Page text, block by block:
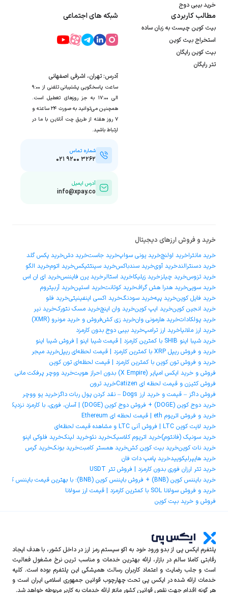
خرید بیبی دوج
مطالب کاربردی
بیت کوین چیست به زبان ساده
استخراج بیت کوین
بیت کوین رایگان
تتر رایگان
شبکه های اجتماعی
آدرس: تهران، اشرفی اصفهانی
ساعت پاسخگویی پشتیبانی تلفنی از ۹:۰۰
الی ۱۷:۰۰ به جز روزهای تعطیل است.
همچنین می‌توانید به صورت ۲۴ ساعته و
۷ روز هفته از طریق چت آنلاین با ما در
ارتباط باشید.
شماره تماس
۰۲۱ ۹۲۰۰ ۳۲۶۲
آدرس ایمیل
info@xpay.co
خرید و فروش ارزهای دیجیتال
خرید مانتراخرید اولنچخرید یونی سواپخرید جاستخرید دشخرید پکس گلد
خرید دسنترالندخرید آویخرید سندباکسخرید سینتتیکسخرید اتومخرید الگو
خرید تزوسخرید چیلزخرید زیلیکاخرید استالرخرید یرن فایننسخرید ای ان اس
خرید سوییخرید هدرا هش گرافخرید کوتانتخرید استپنخرید آربیتروم
خرید فایل کوینخرید پپهخرید سودنگخرید اکسی اینفینیتیخرید فلو
خرید انجین کوینخرید ایپ کوینخرید وان اینچخرید مسک نتورکخرید نیر
خرید پولکاداتخرید هارمونی وانخرید زی کشفروش و خرید مونرو (XMR)
خرید ارز ملانیاخرید ارز ترامپخرید بیبی دوج بدون کارمزد
خرید شیبا اینو SHIB با کمترین کارمزد | قیمت شیبا اینو | فروش شیبا اینو
خرید و فروش ریپل XRP با کمترین کارمزد | قیمت لحظه‌ای ریپل
خرید میجر
خرید و فروش تون کوین با کمترین کارمزد | قیمت لحظه‌ای تون کوین
فروش و خرید ایکس امپایر (X Empire) بدون احراز هویت
خرید ووچر پرفکت مانی
فروش کتیزن و قیمت لحظه ای Catizen
خرید ترون
فروش داگز – قیمت و خرید ارز Dogs – نقد کردن پول ربات داگز
خرید یو ووچر
خرید دوج ‌کوین (DOGE) + فروش دوج ‌کوین (DOGE) | آسان، فوری، با کارمزد نزدیک به صفر
خرید و فروش اتریوم eth | قیمت لحظه ای Ethereum
خرید لایت کوین LTC | فروش آنی LTC و مشاهده قیمت لحظه‌ای
خرید سونیک (فانتوم)خرید اتریوم کلاسیکخرید نئوخرید لینکخرید فلوکی اینو
خرید نات کوینخرید بیت کوین کشخرید همستر کامبتخرید بونکخرید گرس
خرید هایپرلیکوییدخرید پامپ دات فان
خرید تتر ارزان فوری بدون کارمزد | فروش تتر USDT
خرید بایننس کوین (BNB) + فروش بایننس کوین (BNB)؛ با بهترین قیمت بایننس کوین و کمترین کارمزد
خرید و فروش سولانا SOL با کمترین کارمزد | قیمت ارز سولانا
فروش و خرید بیت کوین
پلتفرم ایکس‌ پی از بدو ورود خود به اکو سیستم رمز ارز در داخل کشور، با هدف ایجاد
رقابتی کاملا سالم در بازار، ارائه بهترین خدمات و مناسب ترین نرخ مشغول فعالیت
است و جلب رضایت و اعتماد کاربران رسالت همیشگی این پلتفرم بوده است. کلیه
خدمات ارائه شده در ایکس‌ پی تحت چهارچوب قوانین جمهوری اسلامی ایران است و
هر گونه اقدام جهت نقص قوانین کشور مانع ارائه خدمات به کاربر مربوطه خواهد شد.